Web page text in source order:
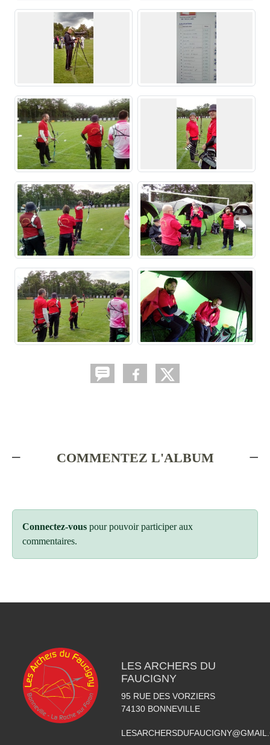
COMMENTEZ L'ALBUM
Connectez-vous pour pouvoir participer aux
commentaires.
LES ARCHERS DU
FAUCIGNY
95 RUE DES VORZIERS
74130 BONNEVILLE